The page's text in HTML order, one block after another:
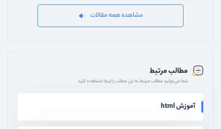
مشاهده همه مقالات
مطالب مرتبط
شما می‌توانید مطالب مرتبط به این مطلب را اینجا مشاهده کنید
آموزش html